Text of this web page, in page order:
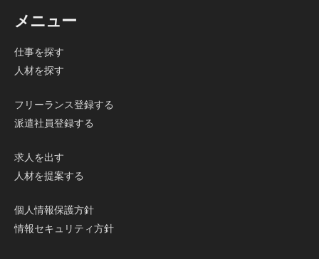
メニュー
仕事を探す
人材を探す
フリーランス登録する
派遣社員登録する
求人を出す
人材を提案する
個人情報保護方針
情報セキュリティ方針